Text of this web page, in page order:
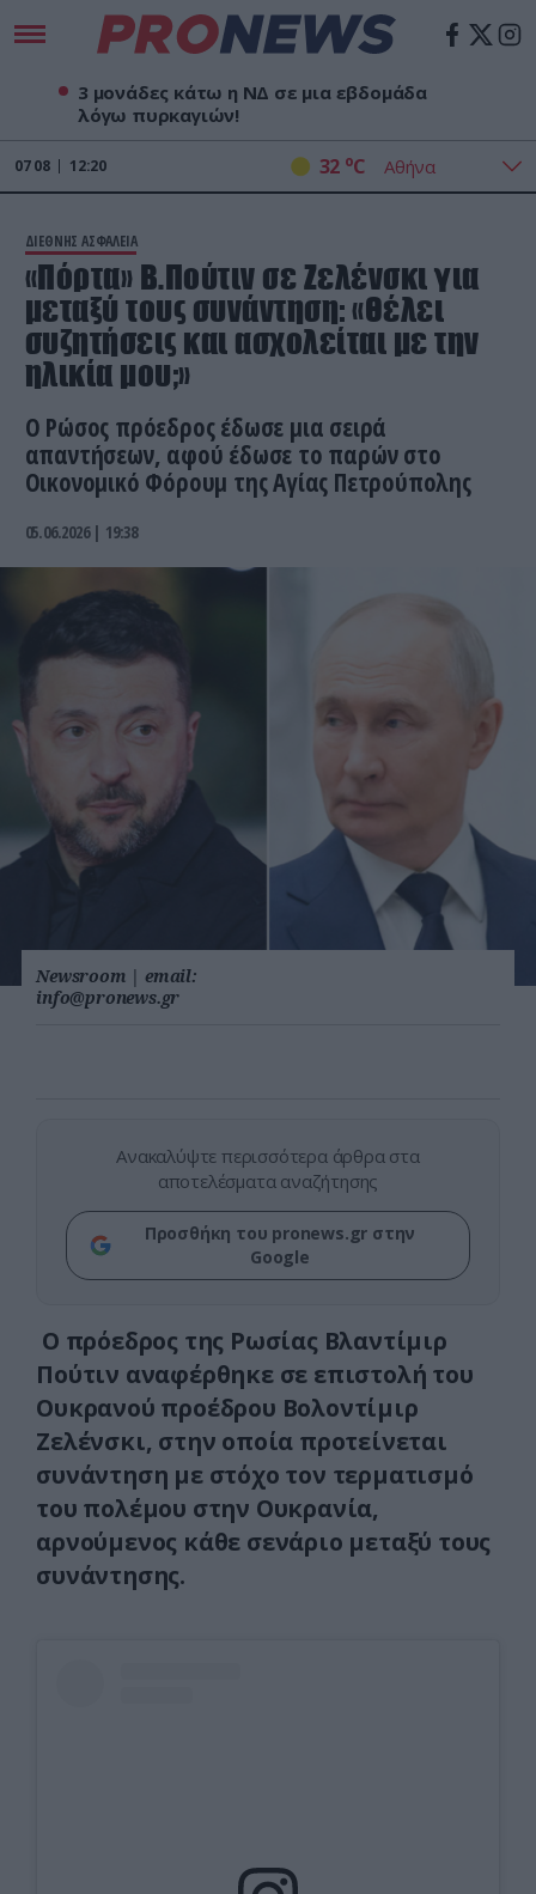
3 μονάδες κάτω η ΝΔ σε μια εβδομάδα
λόγω πυρκαγιών!
07 08 12:20 32 oC
ΔΙΕΘΝΗΣ ΑΣΦΑΛΕΙΑ
«Πόρτα» Β.Πούτιν σε Ζελένσκι για
μεταξύ τους συνάντηση: «Θέλει
συζητήσεις και ασχολείται με την
ηλικία μου;»
Ο Ρώσος πρόεδρος έδωσε μια σειρά
απαντήσεων, αφού έδωσε το παρών στο
Οικονομικό Φόρουμ της Αγίας Πετρούπολης
05.06.2026 | 19:38
Newsroom | email:
info@pronews.gr
Ανακαλύψτε περισσότερα άρθρα στα
αποτελέσματα αναζήτησης
Προσθήκη του pronews.gr στην
Google
Ο πρόεδρος της Ρωσίας Βλαντίμιρ
Πούτιν αναφέρθηκε σε επιστολή του
Ουκρανού προέδρου Βολοντίμιρ
Ζελένσκι, στην οποία προτείνεται
συνάντηση με στόχο τον τερματισμό
του πολέμου στην Ουκρανία,
αρνούμενος κάθε σενάριο μεταξύ τους
συνάντησης.